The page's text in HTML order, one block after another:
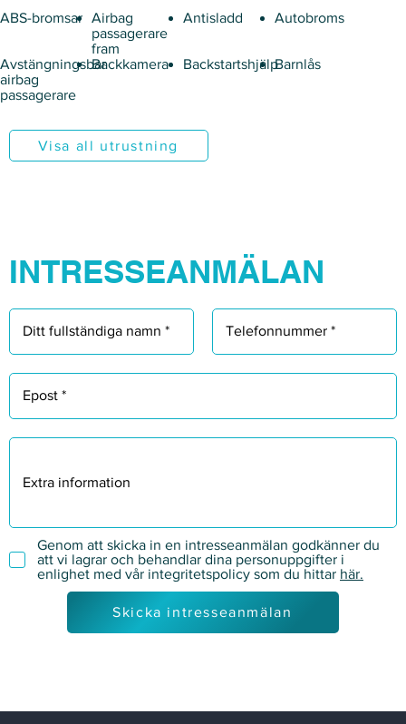
ABS-bromsar Airbag
passagerare
fram
Antisladd Autobroms
Avstängningsbar
airbag
passagerare
Backkamera BackstartshjälpBarnlås
Visa all utrustning
Genom att skicka in en intresseanmälan godkänner du
att vi lagrar och behandlar dina personuppgifter i
enlighet med vår integritetspolicy som du hittar här.
Skicka intresseanmälan
INTRESSEANMÄLAN